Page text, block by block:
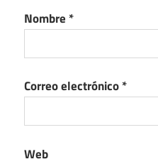
Nombre *
Correo electrónico*
Web